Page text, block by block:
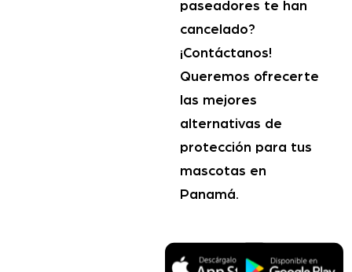
paseadores te han
cancelado?
¡Contáctanos!
Queremos ofrecerte
las mejores
alternativas de
protección para tus
mascotas en
Panamá.